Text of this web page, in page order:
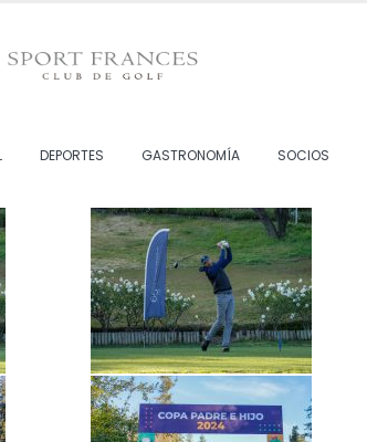
DEPORTES GASTRONOMÍA SOCIOS